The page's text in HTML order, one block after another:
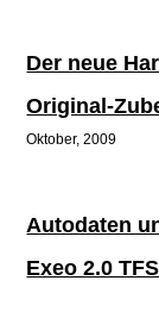
Der neue
Original-
Oktober, 2009
Autodaten
Exeo 2.0